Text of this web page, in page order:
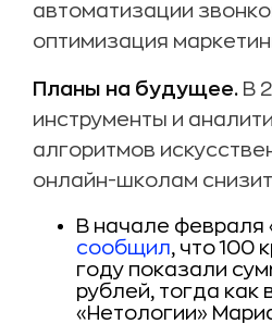
автоматизации
оптимизация
Планы на будущее. В
инструменты и
алгоритмов
онлайн-школам
В начале февраля
сообщил, что 100
году показали
рублей, тогда как
«Нетологии»